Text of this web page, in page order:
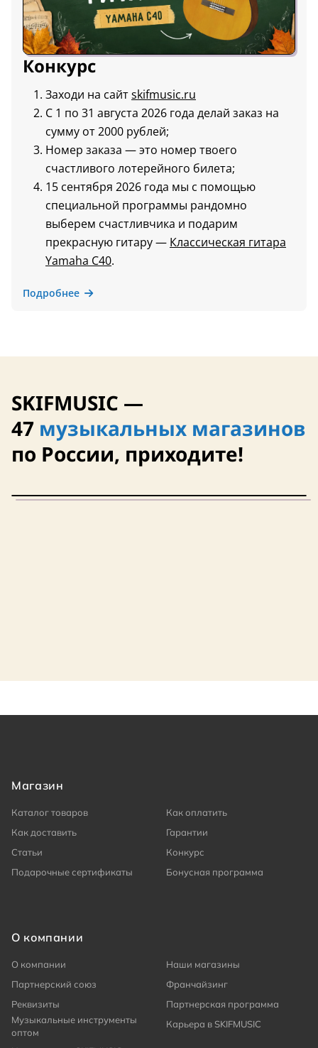
Конкурс
Заходи на сайтskifmusic.ru
С 1 по 31 августа 2026 года делай заказ на
сумму от 2000 рублей;
Номер заказа — это номер твоего
счастливого лотерейного билета;
15 сентября 2026 года мы с помощью
специальной программы рандомно
выберем счастливчика и подарим
прекрасную гитару — Классическая гитара
Yamaha C40.
Подробнее
SKIFMUSIC —
47 музыкальных магазинов
по России, приходите!
Магазин
Каталог товаров
Как оплатить
Как доставить
Гарантии
Статьи
Конкурс
Подарочные сертификаты
Бонусная программа
О компании
О компании
Наши магазины
Партнерский союз
Франчайзинг
Реквизиты
Партнерская программа
Музыкальные инструменты
оптом
Карьера в SKIFMUSIC